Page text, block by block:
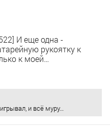
И еще одна -
рукоятку к
к моей…
и всё муру…